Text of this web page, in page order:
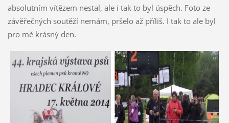
absolutním vítězem nestal, ale i tak to byl úspěch. Foto ze
závěřečných soutěží nemám, pršelo až příliš. I tak to ale byl
pro mě krásný den.